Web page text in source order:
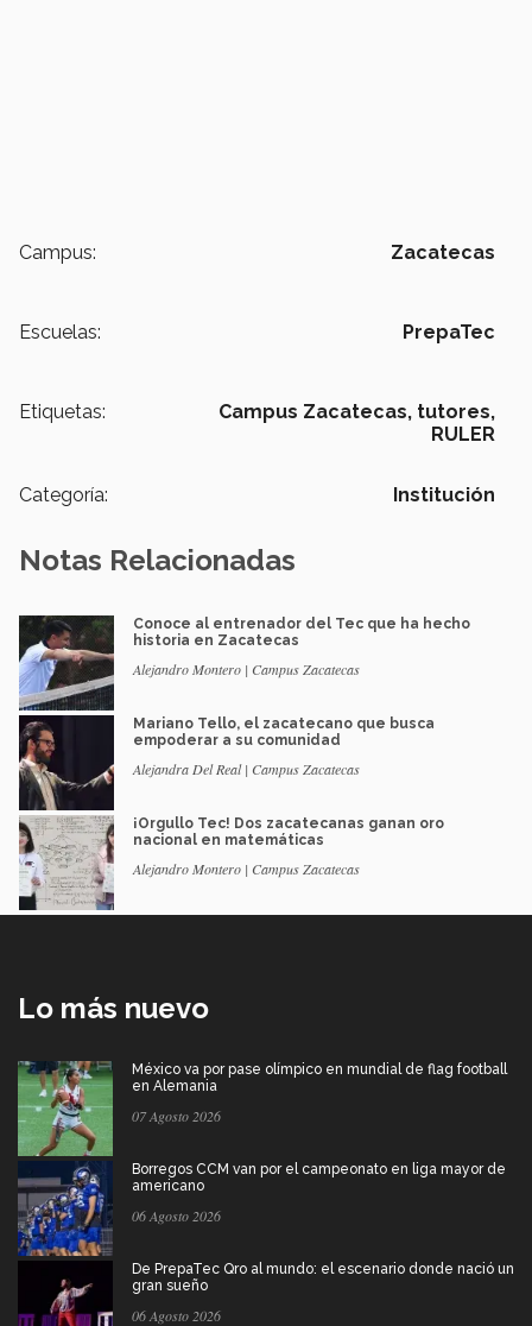
Campus: Zacatecas
Escuelas: PrepaTec
Etiquetas: Campus Zacatecas, tutores,
RULER
Categoría: Institución
Notas Relacionadas
Conoce al entrenador del Tec que ha hecho
historia en Zacatecas
Alejandro Montero | Campus Zacatecas
Mariano Tello, el zacatecano que busca
empoderar a su comunidad
Alejandra Del Real | Campus Zacatecas
¡Orgullo Tec! Dos zacatecanas ganan oro
nacional en matemáticas
Alejandro Montero | Campus Zacatecas
Lo más nuevo
México va por pase olímpico en mundial de flag football
en Alemania
07 Agosto 2026
Borregos CCM van por el campeonato en liga mayor de
americano
06 Agosto 2026
De PrepaTec Qro al mundo: el escenario donde nació un
gran sueño
06 Agosto 2026